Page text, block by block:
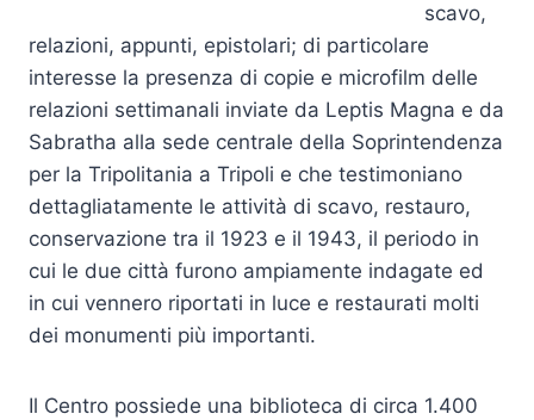
scavo,
relazioni, appunti, epistolari; di particolare
interesse la presenza di copie e microfilm delle
relazioni settimanali inviate da Leptis Magna e da
Sabratha alla sede centrale della Soprintendenza
per la Tripolitania a Tripoli e che testimoniano
dettagliatamente le attività di scavo, restauro,
conservazione tra il 1923 e il 1943, il periodo in
cui le due città furono ampiamente indagate ed
in cui vennero riportati in luce e restaurati molti
dei monumenti più importanti.
Il Centro possiede una biblioteca di circa 1.400